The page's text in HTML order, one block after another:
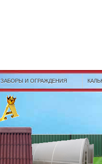
ЗАБОРЫ И ОГРАЖДЕНИЯ